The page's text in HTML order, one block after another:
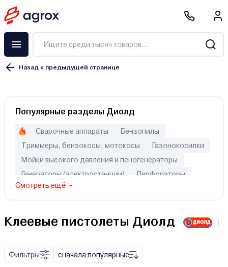
Назад к предыдущей странице
Популярные разделы Диолд
Смотреть ещё
Сварочные аппараты
Бензопилы
Триммеры, бензокосы, мотокосы
Газонокосилки
Мойки высокого давления и пеногенераторы
Генераторы (электростанции)
Перфораторы
Шуруповерты
Клеевые пистолеты Диолд 1
Фильтры сначала популярные